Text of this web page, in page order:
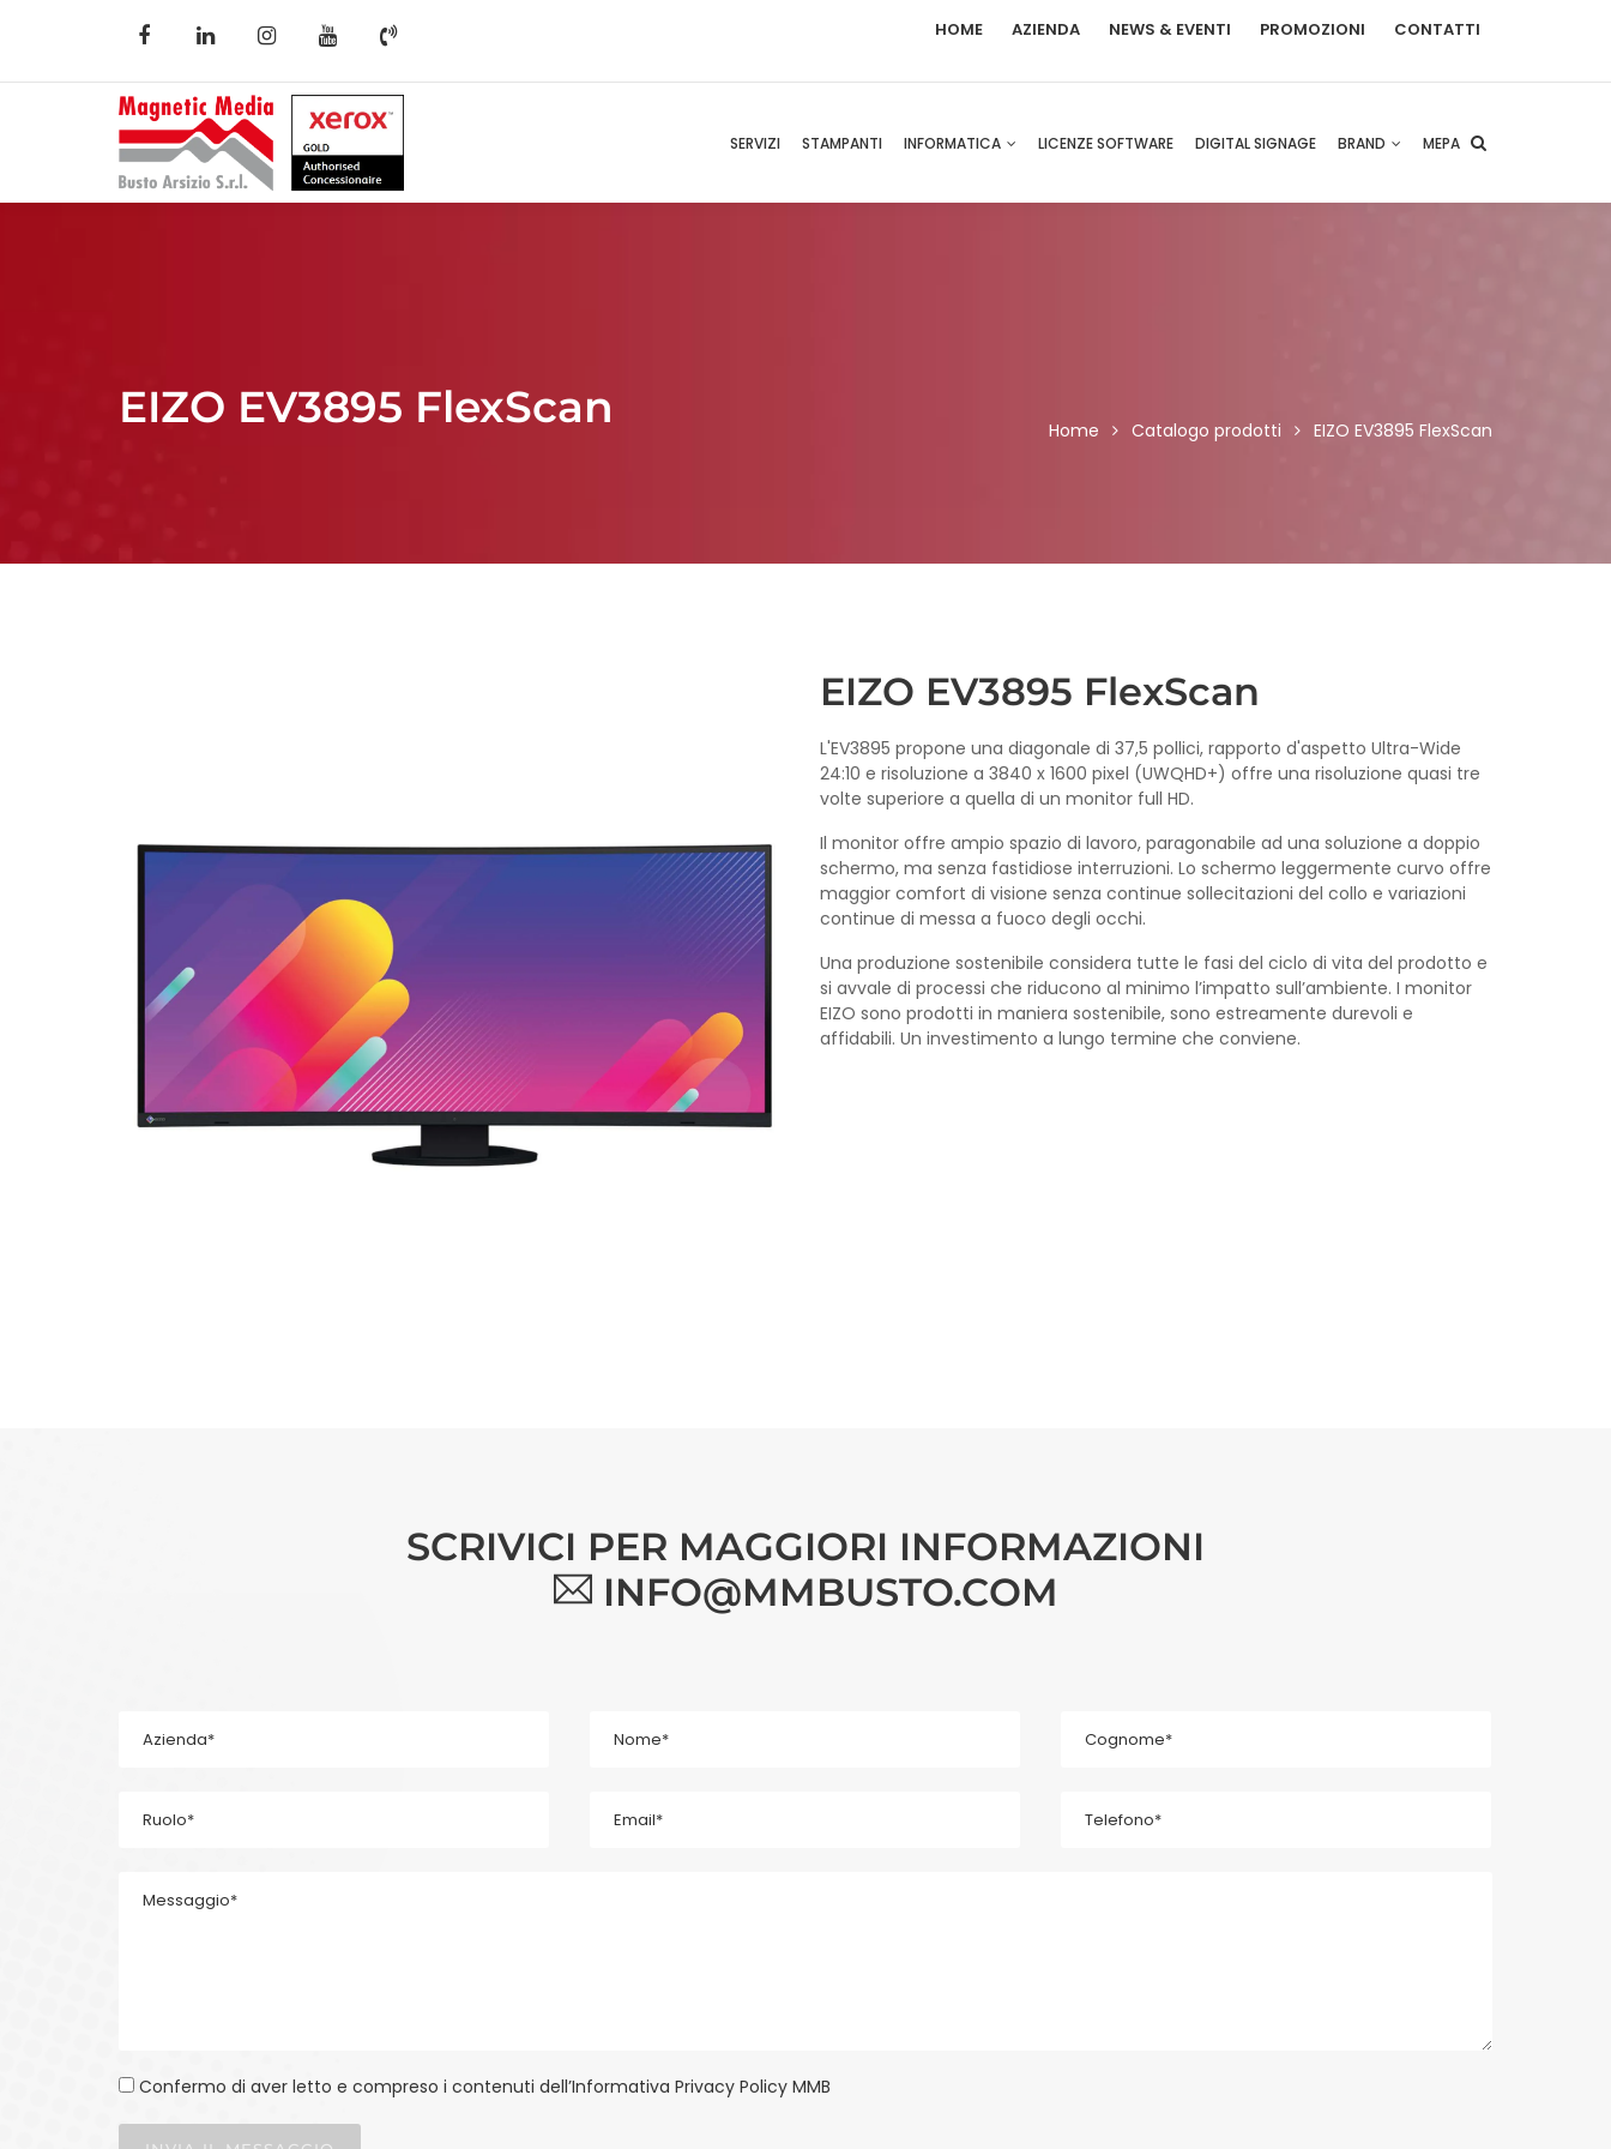
HOME AZIENDA NEWS & EVENTI PROMOZIONI CONTATTI
SERVIZI STAMPANTI INFORMATICA LICENZE SOFTWARE DIGITAL SIGNAGE BRAND MEPA
EIZO EV3895 FlexScan Home Catalogo prodotti EIZO EV3895 FlexScan
EIZO EV3895 FlexScan
L'EV3895 propone una diagonale di 37,5 pollici, rapporto d'aspetto Ultra-Wide
24:10 e risoluzione a 3840 x 1600 pixel (UWQHD+) offre una risoluzione quasi tre
volte superiore a quella di un monitor full HD.
Il monitor offre ampio spazio di lavoro, paragonabile ad una soluzione a doppio
schermo, ma senza fastidiose interruzioni. Lo schermo leggermente curvo offre
maggior comfort di visione senza continue sollecitazioni del collo e variazioni
continue di messa a fuoco degli occhi.
Una produzione sostenibile considera tutte le fasi del ciclo di vita del prodotto e
si avvale di processi che riducono al minimo l’impatto sull’ambiente. I monitor
EIZO sono prodotti in maniera sostenibile, sono estreamente durevoli e
affidabili. Un investimento a lungo termine che conviene.
SCRIVICI PER MAGGIORI INFORMAZIONI
INFO@MMBUSTO.COM
Confermo di aver letto e compreso i contenuti dell’Informativa Privacy Policy MMB